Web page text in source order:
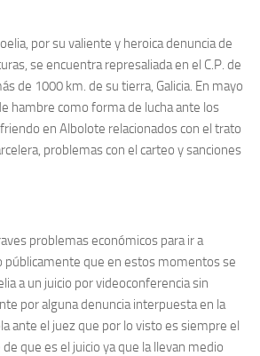
por su valiente y heroica denuncia de
se encuentra represaliada en el C.P. de
de 1000 km. de su tierra, Galicia. En mayo
hambre como forma de lucha ante los
en Albolote relacionados con el trato
problemas con el carteo y sanciones
problemas económicos para ir a
públicamente que en estos momentos se
a un juicio por videoconferencia sin
por alguna denuncia interpuesta en la
ante el juez que por lo visto es siempre el
que es el juicio ya que la llevan medio